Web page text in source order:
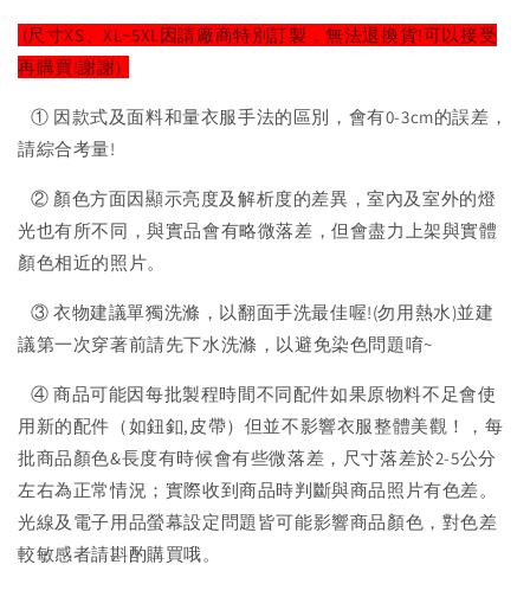
(尺寸XS、XL~5XL因請廠商特別訂製，無法退換貨!可以接受
再購買!謝謝)
① 因款式及面料和量衣服手法的區別，會有0-3cm的誤差，
請綜合考量!
② 顏色方面因顯示亮度及解析度的差異，室內及室外的燈
光也有所不同，與實品會有略微落差，但會盡力上架與實體
顏色相近的照片。
③ 衣物建議單獨洗滌，以翻面手洗最佳喔!(勿用熱水)並建
議第一次穿著前請先下水洗滌，以避免染色問題唷~
④ 商品可能因每批製程時間不同配件如果原物料不足會使
用新的配件（如鈕釦,皮帶）但並不影響衣服整體美觀！，每
批商品顏色&長度有時候會有些微落差，尺寸落差於2-5公分
左右為正常情況；實際收到商品時判斷與商品照片有色差。
光線及電子用品螢幕設定問題皆可能影響商品顏色，對色差
較敏感者請斟酌購買哦。